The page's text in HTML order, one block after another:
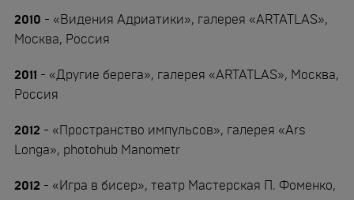
2010 - «Видения Адриатики», галерея «ARTATLAS»,
Москва, Россия
2011 - «Другие берега», галерея «ARTATLAS», Москва,
Россия
2012 - «Пространство импульсов», галерея «Аrs
Longa», photohub Manometr
2012 - «Игра в бисер», театр Мастерская П. Фоменко,